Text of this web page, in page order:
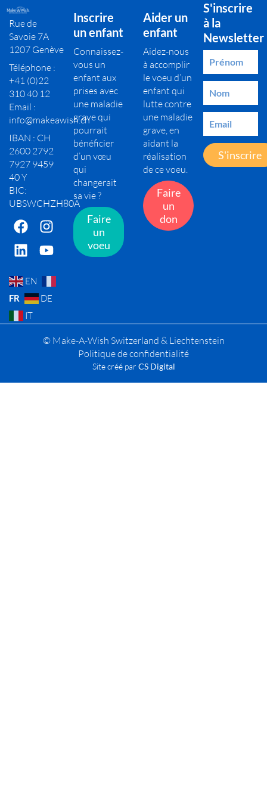
Rue de
Savoie 7A
1207 Genève
Téléphone :
+41 (0)22
310 40 12
Email :
info@makeawish.ch
IBAN : CH
2600 2792
7927 9459
40 Y
BIC:
UBSWCHZH80A
EN
FR
DE
IT
Inscrire
un enfant
Connaissez-
vous un
enfant aux
prises avec
une maladie
grave qui
pourrait
bénéficier
d’un vœu
qui
changerait
sa vie ?
Faire
un
voeu
Aider un
enfant
Aidez-nous
à accomplir
le voeu d’un
enfant qui
lutte contre
une maladie
grave, en
aidant la
réalisation
de ce voeu.
Faire
un
don
S'inscrire
à la
Newsletter
S'inscrire
© Make-A-Wish Switzerland & Liechtenstein
Politique de confidentialité
Site créé par CS Digital